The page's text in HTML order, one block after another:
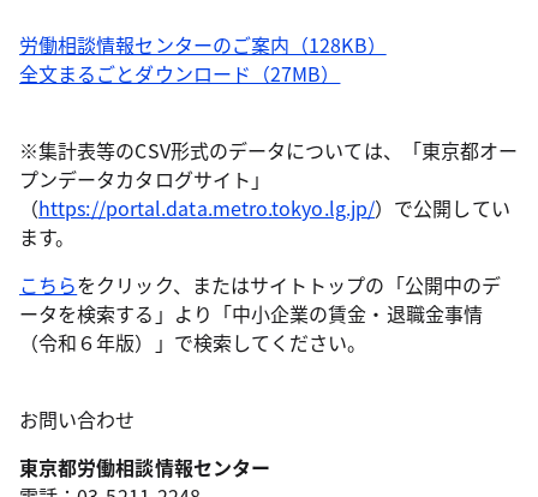
労働相談情報センターのご案内（128KB）
全文まるごとダウンロード（27MB）
※集計表等のCSV形式のデータについては、「東京都オー
プンデータカタログサイト」
（https://portal.data.metro.tokyo.lg.jp/）で公開してい
ます。
こちらをクリック、またはサイトトップの「公開中のデ
ータを検索する」より「中小企業の賃金・退職金事情
（令和６年版）」で検索してください。
お問い合わせ
東京都労働相談情報センター